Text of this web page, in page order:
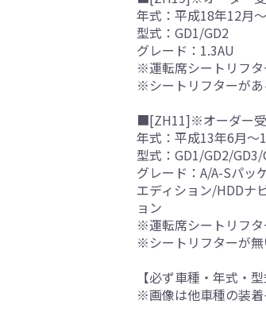
年式：平成18年12月
型式：GD1/GD2
グレード：1.3AU
※運転席シートリフ
※シートリフターが
■[ZH11]※オーダー受
年式：平成13年6月～
型式：GD1/GD2/GD3/
グレード：A/A-Sパッ
エディション/HDDナ
ョン
※運転席シートリフ
※シートリフターが
【必ず車種・年式・
※画像は他車種の装着